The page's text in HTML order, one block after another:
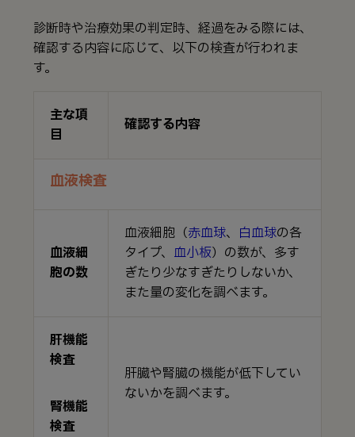
診断時や治療効果の判定時、経過をみる際には、
確認する内容に応じて、以下の検査が行われま
す。
主な項
目
確認する内容
血液検査
血液細
胞の数
血液細胞（赤血球、 白血球の各
タイプ、 血小板）の数が、多す
ぎたり少なすぎたりしないか、
また量の変化を調べます。
肝機能
検査
肝臓や腎臓の機能が低下してい
ないかを調べます。
腎機能
検査